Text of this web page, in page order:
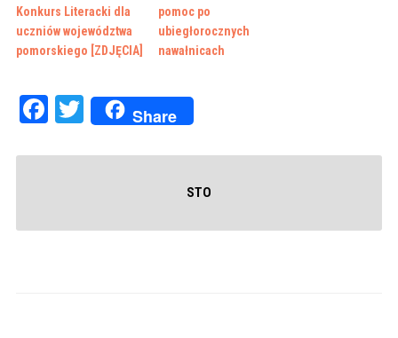
Konkurs Literacki dla
uczniów województwa
pomorskiego [ZDJĘCIA]
pomoc po
ubiegłorocznych
nawałnicach
Facebook
Twitter
Share
STO